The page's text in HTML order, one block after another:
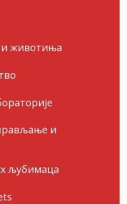
животиња
и
љубимаца